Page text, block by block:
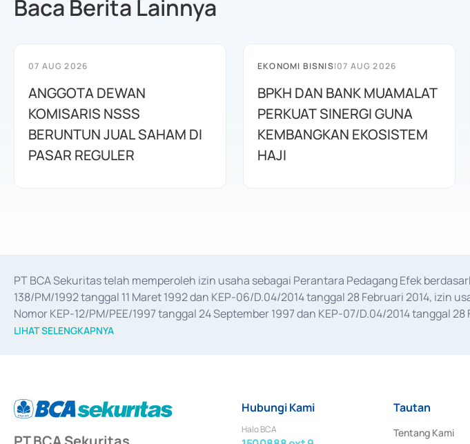
Baca Berita Lainnya
07 AUG 2026
ANGGOTA DEWAN
KOMISARIS NSSS
BERUNTUN JUAL SAHAM DI
PASAR REGULER
EKONOMI BISNIS|07 AUG 2026
BPKH DAN BANK MUAMALAT
PERKUAT SINERGI GUNA
KEMBANGKAN EKOSISTEM
HAJI
PT BCA Sekuritas telah memperoleh izin usaha sebagai Perantara Pedagang Efek
138/PM/1992 tanggal 11 Maret 1992 dan KEP-06/D.04/2014 tanggal 28 Februari 2014,
Nomor KEP-12/PM/PEE/1997 tanggal 24 September 1997 dan KEP-07/D.04/2014 tanggal
merger, akuisisi, divestasi, dan
LIHAT SELENGKAPNYA
Hubungi Kami
Halo BCA
Tautan
Tentang Kami